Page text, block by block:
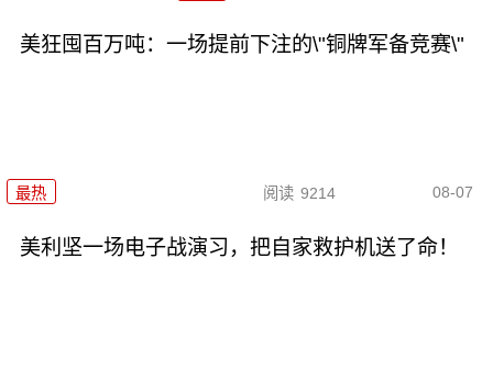
美狂囤百万吨：一场提前下注的\"铜牌军备竞赛\"
最热 阅读 9214 08-07
美利坚一场电子战演习，把自家救护机送了命！